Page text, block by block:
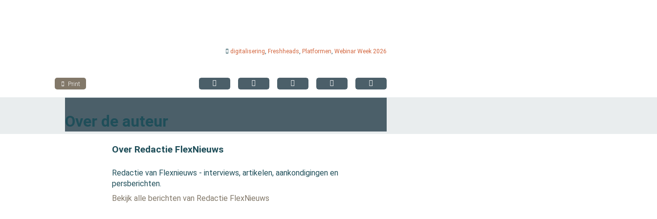
digitalisering, Freshheads, Platformen,Webinar Week 2026
Print
Over de auteur
Over Redactie FlexNieuws
Redactie van Flexnieuws - interviews, artikelen, aankondigingen en
persberichten.
Bekijk alle berichten van Redactie FlexNieuws